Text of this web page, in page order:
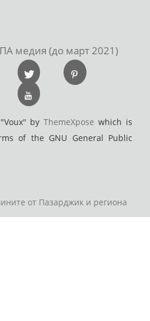
медия (до март 2021)
byThemeXpose which is
of the GNU General Public
от Пазарджик и региона